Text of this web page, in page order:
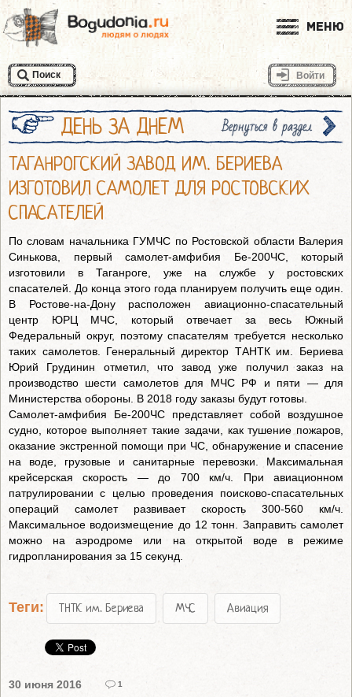
Меню
Поиск Войти
ДЕНЬ ЗА ДНЕМ Вернуться в раздел
ТАГАНРОГСКИЙ ЗАВОД ИМ. БЕРИЕВА
ИЗГОТОВИЛ САМОЛЕТ ДЛЯ РОСТОВСКИХ
СПАСАТЕЛЕЙ
По словам начальника ГУМЧС по Ростовской области Валерия
Синькова, первый самолет-амфибия Бе-200ЧС, который
изготовили в Таганроге, уже на службе у ростовских
спасателей. До конца этого года планируем получить еще один.
В Ростове-на-Дону расположен авиационно-спасательный
центр ЮРЦ МЧС, который отвечает за весь Южный
Федеральный округ, поэтому спасателям требуется несколько
таких самолетов. Генеральный директор ТАНТК им. Бериева
Юрий Грудинин отметил, что завод уже получил заказ на
производство шести самолетов для МЧС РФ и пяти — для
Министерства обороны. В 2018 году заказы будут готовы.
Самолет-амфибия Бе-200ЧС представляет собой воздушное
судно, которое выполняет такие задачи, как тушение пожаров,
оказание экстренной помощи при ЧС, обнаружение и спасение
на воде, грузовые и санитарные перевозки. Максимальная
крейсерская скорость — до 700 км/ч. При авиационном
патрулировании с целью проведения поисково-спасательных
операций самолет развивает скорость 300-560 км/ч.
Максимальное водоизмещение до 12 тонн. Заправить самолет
можно на аэродроме или на открытой воде в режиме
гидропланирования за 15 секунд.
Теги: ТНТК им. Бериева МЧС Авиация
30 июня 2016 1